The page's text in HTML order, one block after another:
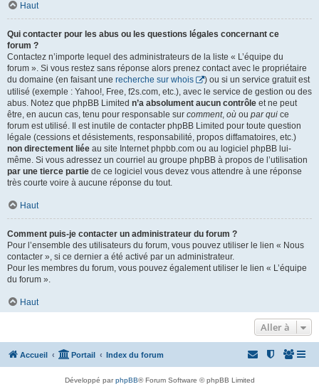
Haut
Qui contacter pour les abus ou les questions légales concernant ce
forum ?
Contactez n’importe lequel des administrateurs de la liste « L’équipe du
forum ». Si vous restez sans réponse alors prenez contact avec le propriétaire
du domaine (en faisant une recherche sur whois
) ou si un service gratuit est
utilisé (exemple : Yahoo!, Free, f2s.com, etc.), avec le service de gestion ou des
abus. Notez que phpBB Limited n’a absolument aucun contrôle et ne peut
être, en aucun cas, tenu pour responsable sur comment, où ou par qui ce
forum est utilisé. Il est inutile de contacter phpBB Limited pour toute question
légale (cessions et désistements, responsabilité, propos diffamatoires, etc.)
non directement liée au site Internet phpbb.com ou au logiciel phpBB lui-
même. Si vous adressez un courriel au groupe phpBB à propos de l’utilisation
par une tierce partie de ce logiciel vous devez vous attendre à une réponse
très courte voire à aucune réponse du tout.
Haut
Comment puis-je contacter un administrateur du forum ?
Pour l’ensemble des utilisateurs du forum, vous pouvez utiliser le lien « Nous
contacter », si ce dernier a été activé par un administrateur.
Pour les membres du forum, vous pouvez également utiliser le lien « L’équipe
du forum ».
Haut
Aller à
Accueil Portail Index du forum
Développé parphpBB® Forum Software © phpBB Limited